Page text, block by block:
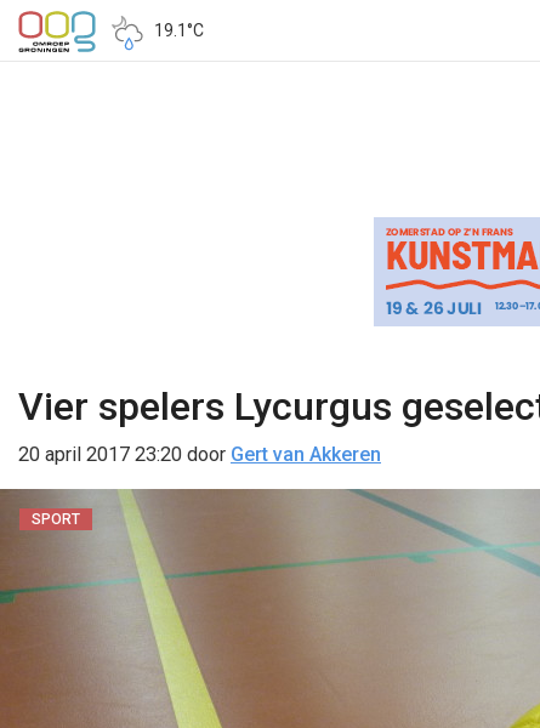
19.1°C
Vier spelers Lycurgus
20 april 2017 23:20 door Gert van Akkeren
SPORT